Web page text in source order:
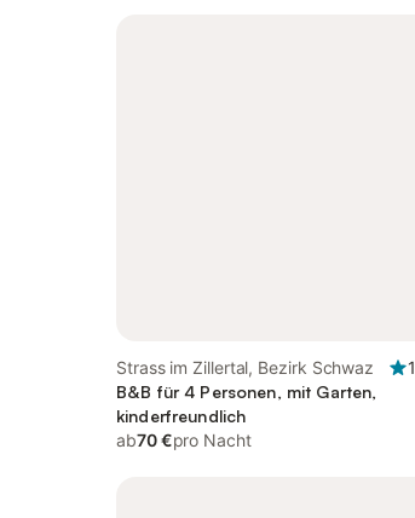
Strass im Zillertal, Bezirk Schwaz
B&B für 4 Personen, mit Garten,
kinderfreundlich
ab70 €pro Nacht